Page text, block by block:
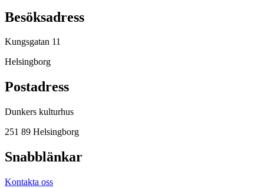
Besöksadress
Kungsgatan 11
Helsingborg
Postadress
Dunkers kulturhus
251 89 Helsingborg
Snabblänkar
Kontakta oss